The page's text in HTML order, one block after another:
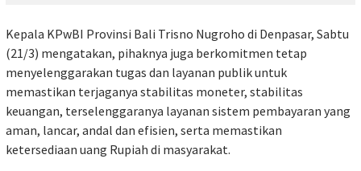
Kepala KPwBI Provinsi Bali Trisno Nugroho di Denpasar, Sabtu
(21/3) mengatakan, pihaknya juga berkomitmen tetap
menyelenggarakan tugas dan layanan publik untuk
memastikan terjaganya stabilitas moneter, stabilitas
keuangan, terselenggaranya layanan sistem pembayaran yang
aman, lancar, andal dan efisien, serta memastikan
ketersediaan uang Rupiah di masyarakat.